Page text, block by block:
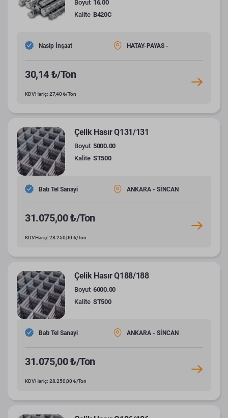
Boyut 16.00
Kalite B420C
Nasip İnşaat HATAY-PAYAS -
30,14 ₺/Ton
KDV Hariç: 27,40 ₺/Ton
Çelik Hasır Q131/131
Boyut 5000.00
Kalite ST500
Batı Tel Sanayi ANKARA - SİNCAN
31.075,00 ₺/Ton
KDV Hariç: 28.250,00 ₺/Ton
Çelik Hasır Q188/188
Boyut 6000.00
Kalite ST500
Batı Tel Sanayi ANKARA - SİNCAN
31.075,00 ₺/Ton
KDV Hariç: 28.250,00 ₺/Ton